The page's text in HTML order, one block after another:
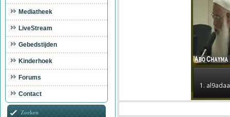
1.
Mediatheek
LiveStream
Gebedstijden
Kinderhoek
Forums
Contact
Zoeken